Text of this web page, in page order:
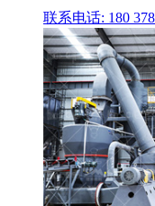
联系电话: 180